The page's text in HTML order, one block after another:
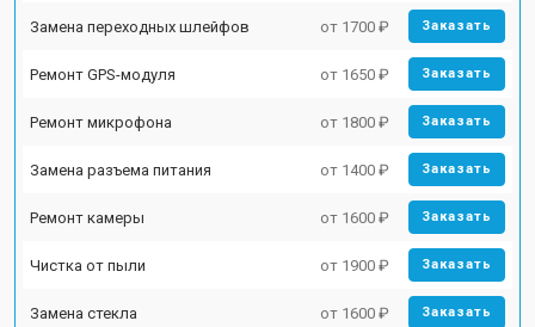
Замена переходных шлейфов от 1700 ₽ Заказать
Ремонт GPS-модуля от 1650 ₽ Заказать
Ремонт микрофона от 1800 ₽ Заказать
Замена разъема питания от 1400 ₽ Заказать
Ремонт камеры от 1600 ₽ Заказать
Чистка от пыли от 1900 ₽ Заказать
Замена стекла от 1600 ₽ Заказать